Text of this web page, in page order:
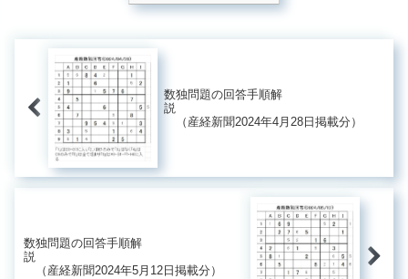
数独問題の回答手順解
説
（産経新聞2024年4月28日掲載分）
数独問題の回答手順解
説
（産経新聞2024年5月12日掲載分）